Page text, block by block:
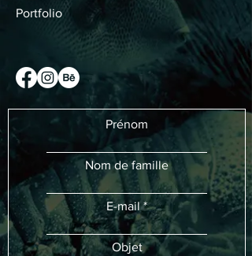
Portfolio
Prénom
Nom de famille
E-mail
Objet